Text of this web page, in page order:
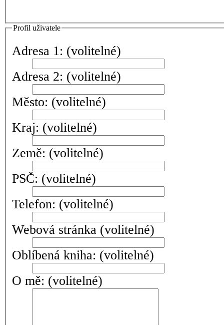
Profil uživatele
Adresa 1: (volitelné)
Adresa 2: (volitelné)
Město: (volitelné)
Kraj: (volitelné)
Země: (volitelné)
PSČ: (volitelné)
Telefon: (volitelné)
Webová stránka (volitelné)
Oblíbená kniha: (volitelné)
O mě: (volitelné)